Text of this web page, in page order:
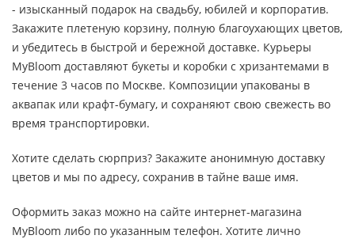
- изысканный подарок на свадьбу, юбилей и корпоратив.
Закажите плетеную корзину, полную благоухающих цветов,
и убедитесь в быстрой и бережной доставке. Курьеры
MyBloom доставляют букеты и коробки с хризантемами в
течение 3 часов по Москве. Композиции упакованы в
аквапак или крафт-бумагу, и сохраняют свою свежесть во
время транспортировки.
Хотите сделать сюрприз? Закажите анонимную доставку
цветов и мы по адресу, сохранив в тайне ваше имя.
Оформить заказ можно на сайте интернет-магазина
MyBloom либо по указанным телефон. Хотите лично